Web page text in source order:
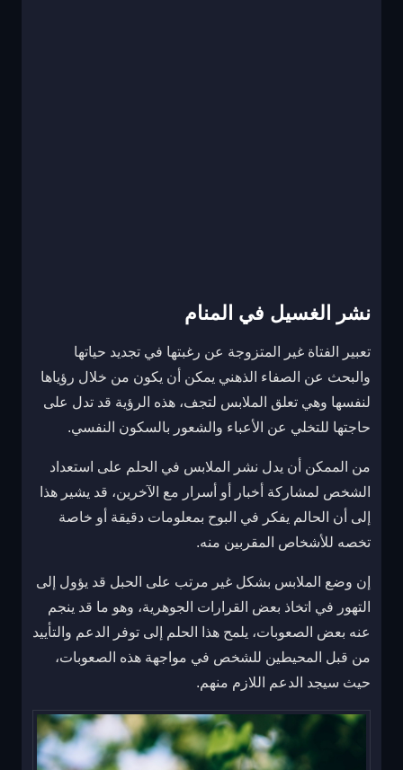
نشر الغسيل في المنام
تعبير الفتاة غير المتزوجة عن رغبتها في تجديد حياتها
والبحث عن الصفاء الذهني يمكن أن يكون من خلال رؤياها
لنفسها وهي تعلق الملابس لتجف، هذه الرؤية قد تدل على
حاجتها للتخلي عن الأعباء والشعور بالسكون النفسي.
من الممكن أن يدل نشر الملابس في الحلم على استعداد
الشخص لمشاركة أخبار أو أسرار مع الآخرين، قد يشير هذا
إلى أن الحالم يفكر في البوح بمعلومات دقيقة أو خاصة
تخصه للأشخاص المقربين منه.
إن وضع الملابس بشكل غير مرتب على الحبل قد يؤول إلى
التهور في اتخاذ بعض القرارات الجوهرية، وهو ما قد ينجم
عنه بعض الصعوبات، يلمح هذا الحلم إلى توفر الدعم والتأييد
من قبل المحيطين للشخص في مواجهة هذه الصعوبات،
حيث سيجد الدعم اللازم منهم.